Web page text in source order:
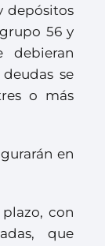
depósitos
56 y
debieran
se
o más
en
con
que